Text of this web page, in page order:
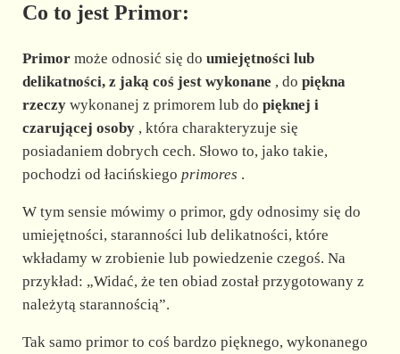
Co to jest Primor:
Primormoże odnosić się do umiejętności lub
delikatności, z jaką coś jest wykonane , do piękna
rzeczywykonanej z primorem lub do pięknej i
czarującej osoby, która charakteryzuje się
posiadaniem dobrych cech. Słowo to, jako takie,
pochodzi od łacińskiego primores .
W tym sensie mówimy o primor, gdy odnosimy się do
umiejętności, staranności lub delikatności, które
wkładamy w zrobienie lub powiedzenie czegoś. Na
przykład: „Widać, że ten obiad został przygotowany z
należytą starannością”.
Tak samo primor to coś bardzo pięknego, wykonanego